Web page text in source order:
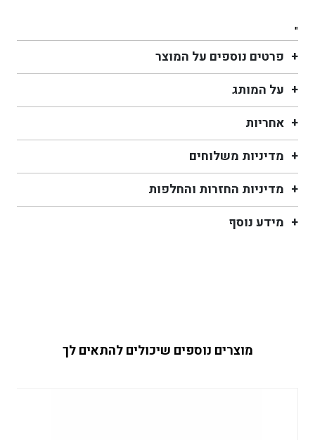
"
פרטים נוספים על המוצר
על המותג
אחריות
מדיניות משלוחים
מדיניות החזרות והחלפות
מידע נוסף
מוצרים נוספים שיכולים להתאים לך